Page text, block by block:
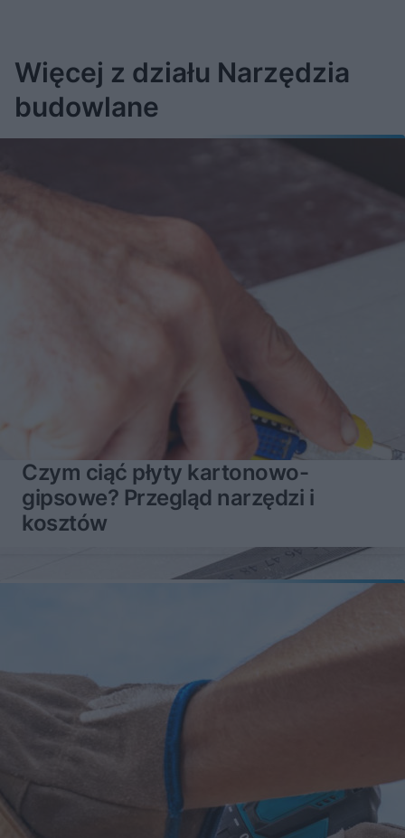
Więcej z działu Narzędzia
budowlane
Czym ciąć płyty kartonowo-
gipsowe? Przegląd narzędzi i
kosztów